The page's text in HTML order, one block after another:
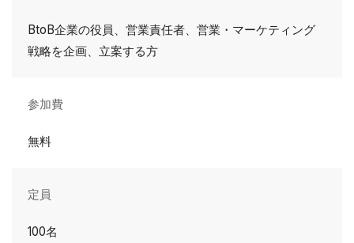
BtoB企業の役員、営業責任者、営業・マーケティング
戦略を企画、立案する方
参加費
無料
定員
100名